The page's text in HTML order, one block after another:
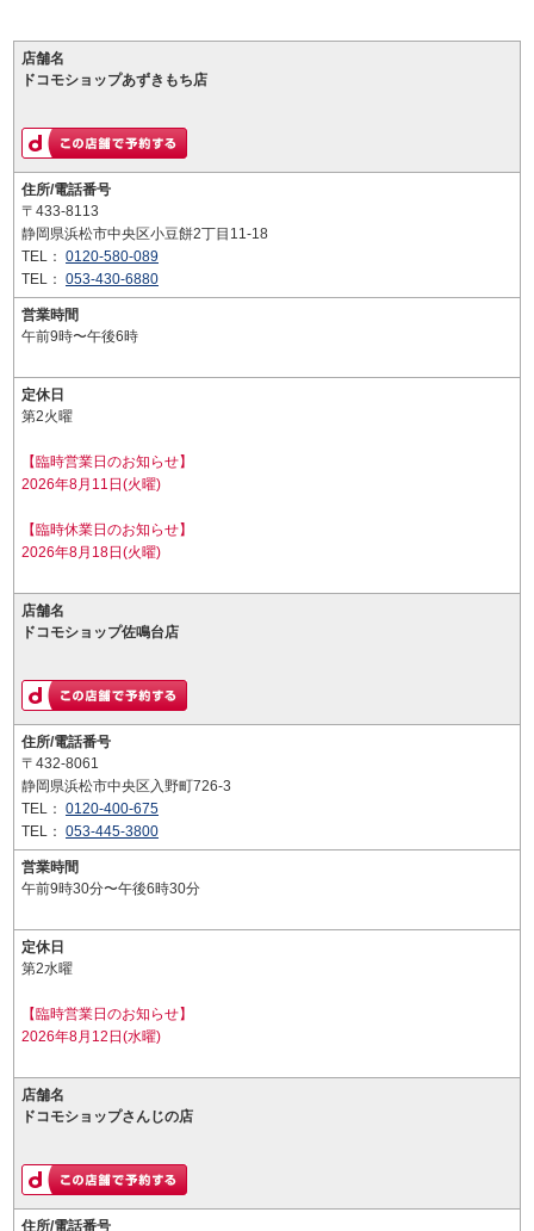
店舗名
ドコモショップあずきもち店
住所/電話番号
〒433-8113
静岡県浜松市中央区小豆餅2丁目11-18
TEL： 0120-580-089
TEL： 053-430-6880
営業時間
午前9時〜午後6時
定休日
第2火曜
【臨時営業日のお知らせ】
2026年8月11日(火曜)
【臨時休業日のお知らせ】
2026年8月18日(火曜)
店舗名
ドコモショップ佐鳴台店
住所/電話番号
〒432-8061
静岡県浜松市中央区入野町726-3
TEL： 0120-400-675
TEL： 053-445-3800
営業時間
午前9時30分〜午後6時30分
定休日
第2水曜
【臨時営業日のお知らせ】
2026年8月12日(水曜)
店舗名
ドコモショップさんじの店
住所/電話番号